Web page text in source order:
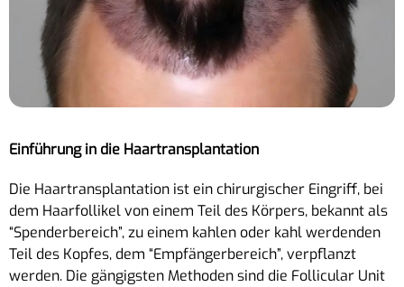
Einführung in die Haartransplantation
Die Haartransplantation ist ein chirurgischer Eingriff, bei
dem Haarfollikel von einem Teil des Körpers, bekannt als
“Spenderbereich”, zu einem kahlen oder kahl werdenden
Teil des Kopfes, dem “Empfängerbereich”, verpflanzt
werden. Die gängigsten Methoden sind die Follicular Unit